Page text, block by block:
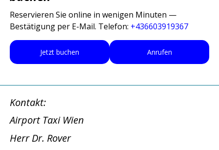
Reservieren Sie online in wenigen Minuten —
Bestätigung per E-Mail. Telefon: +436603919367
Jetzt buchen Anrufen
Kontakt:
Airport Taxi Wien
Herr Dr. Rover